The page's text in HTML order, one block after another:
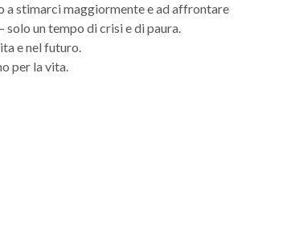
a stimarci maggiormente e ad affrontare
solo un tempo di crisi e di paura.
e nel futuro.
per la vita.